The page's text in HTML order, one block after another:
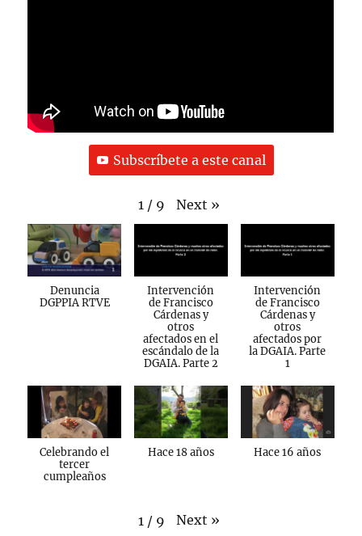
Subscríbete a este canal
1 / 9 Next »
Denuncia
DGPPIA RTVE
Intervención
de Francisco
Cárdenas y
otros
afectados en el
escándalo de la
DGAIA. Parte 2
Intervención
de Francisco
Cárdenas y
otros
afectados por
la DGAIA. Parte
1
Celebrando el
tercer
cumpleaños
Hace 18 años Hace 16 años
1 / 9 Next »